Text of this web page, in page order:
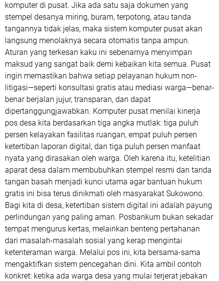
komputer di pusat. Jika ada satu saja dokumen yang
stempel desanya miring, buram, terpotong, atau tanda
tangannya tidak jelas, maka sistem komputer pusat akan
langsung menolaknya secara otomatis tanpa ampun.
​Aturan yang terkesan kaku ini sebenarnya menyimpan
maksud yang sangat baik demi kebaikan kita semua. Pusat
ingin memastikan bahwa setiap pelayanan hukum non-
litigasi—seperti konsultasi gratis atau mediasi warga—benar-
benar berjalan jujur, transparan, dan dapat
dipertanggungjawabkan. Komputer pusat menilai kinerja
pos desa kita berdasarkan tiga angka mutlak: tiga puluh
persen kelayakan fasilitas ruangan, empat puluh persen
ketertiban laporan digital, dan tiga puluh persen manfaat
nyata yang dirasakan oleh warga. Oleh karena itu, ketelitian
aparat desa dalam membubuhkan stempel resmi dan tanda
tangan basah menjadi kunci utama agar bantuan hukum
gratis ini bisa terus dinikmati oleh masyarakat Sukowono.
​Bagi kita di desa, ketertiban sistem digital ini adalah payung
perlindungan yang paling aman. Posbankum bukan sekadar
tempat mengurus kertas, melainkan benteng pertahanan
dari masalah-masalah sosial yang kerap mengintai
ketenteraman warga. Melalui pos ini, kita bersama-sama
mengaktifkan sistem pencegahan dini. Kita ambil contoh
konkret: ketika ada warga desa yang mulai terjerat jebakan